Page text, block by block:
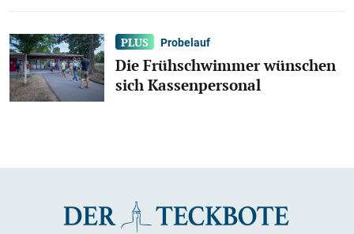
Probelauf
Die Frühschwimmer wünschen
sich Kassenpersonal